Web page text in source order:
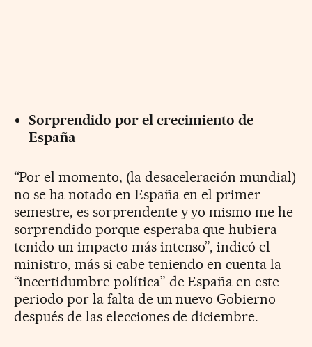
Sorprendido por el crecimiento de
España
“Por el momento, (la desaceleración mundial)
no se ha notado en España en el primer
semestre, es sorprendente y yo mismo me he
sorprendido porque esperaba que hubiera
tenido un impacto más intenso”, indicó el
ministro, más si cabe teniendo en cuenta la
“incertidumbre política” de España en este
periodo por la falta de un nuevo Gobierno
después de las elecciones de diciembre.